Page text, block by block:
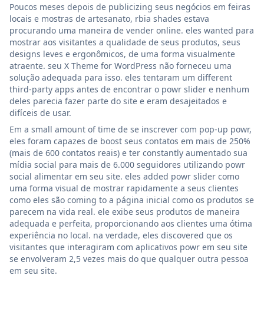
Poucos meses depois de publicizing seus negócios em feiras
locais e mostras de artesanato, rbia shades estava
procurando uma maneira de vender online. eles wanted para
mostrar aos visitantes a qualidade de seus produtos, seus
designs leves e ergonômicos, de uma forma visualmente
atraente. seu X Theme for WordPress não forneceu uma
solução adequada para isso. eles tentaram um different
third-party apps antes de encontrar o powr slider e nenhum
deles parecia fazer parte do site e eram desajeitados e
difíceis de usar.
Em a small amount of time de se inscrever com pop-up powr,
eles foram capazes de boost seus contatos em mais de 250%
(mais de 600 contatos reais) e ter constantly aumentado sua
mídia social para mais de 6.000 seguidores utilizando powr
social alimentar em seu site. eles added powr slider como
uma forma visual de mostrar rapidamente a seus clientes
como eles são coming to a página inicial como os produtos se
parecem na vida real. ele exibe seus produtos de maneira
adequada e perfeita, proporcionando aos clientes uma ótima
experiência no local. na verdade, eles discovered que os
visitantes que interagiram com aplicativos powr em seu site
se envolveram 2,5 vezes mais do que qualquer outra pessoa
em seu site.